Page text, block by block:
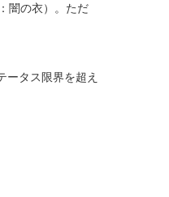
闇の衣）。ただ
ータス限界を超え